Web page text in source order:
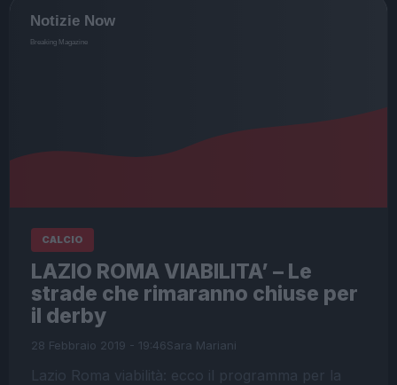
CALCIO
LAZIO ROMA VIABILITA’ – Le
strade che rimaranno chiuse per
il derby
28 Febbraio 2019 - 19:46Sara Mariani
Lazio Roma viabilità: ecco il programma per la